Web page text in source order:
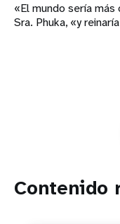
«El mundo sería
Sra. Phuka, «y
Contenido